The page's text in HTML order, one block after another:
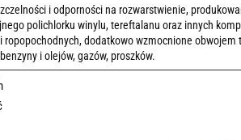
i odporności na rozwarstwienie,
polichlorku winylu, tereftalanu oraz innych
ropopochodnych, dodatkowo wzmocnione obwojem
i olejów, gazów, proszków.